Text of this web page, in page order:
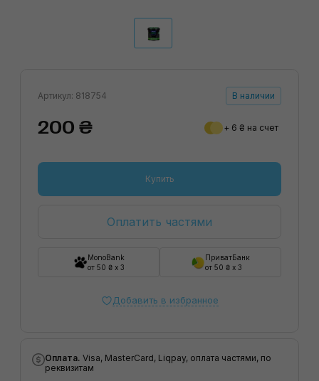
Артикул: 818754 В наличии
200 ₴ + 6 ₴ на счет
Купить
Оплатить частями
MonoBank
от 50 ₴ x 3
ПриватБанк
от 50 ₴ x 3
Добавить в избранное
Оплата. Visa, MasterCard, Liqpay, оплата частями, по
реквизитам